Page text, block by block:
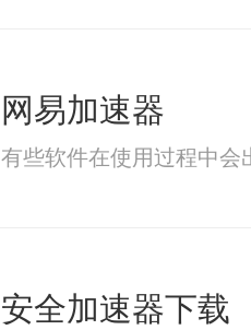
网易加速器
有些软件在使用过程中会
安全加速器下载